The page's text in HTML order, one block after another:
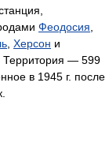
Феодосия
Херсон и
Территория — 599
в 1945 г. после